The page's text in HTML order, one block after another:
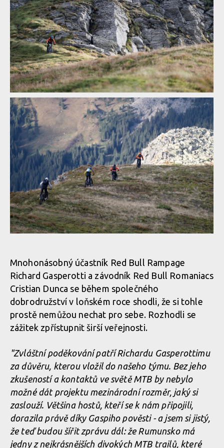
Legends of Gugu - Heli-eBike Camp v Rumunsku je velkolepý
zážitek
Legends of Gugu - Heli-eBike Camp v Rumunsku je velkolepý
zážitek
Legends of Gugu - Heli-eBike Camp v Rumunsku je velkolepý
zážitek
Legends of Gugu - Heli-eBike Camp v Rumunsku je velkolepý
zážitek
Legends of Gugu - Heli-eBike Camp v Rumunsku je velkolepý
zážitek
Legends of Gugu - Heli-eBike Camp v Rumunsku je velkolepý
zážitek
Legends of Gugu - Heli-eBike Camp v Rumunsku je velkolepý
zážitek
Legends of Gugu - Heli-eBike Camp v Rumunsku je velkolepý
zážitek
Legends of Gugu - Heli-eBike Camp v Rumunsku je velkolepý
zážitek
Legends of Gugu - Heli-eBike Camp v Rumunsku je velkolepý
zážitek
Legends of Gugu - Heli-eBike Camp v Rumunsku je velkolepý
zážitek
Legends of Gugu - Heli-eBike Camp v Rumunsku je velkolepý
zážitek
Legends of Gugu - Heli-eBike Camp v Rumunsku je velkolepý
zážitek
Legends of Gugu - Heli-eBike Camp v Rumunsku je velkolepý
zážitek
Legends of Gugu - Heli-eBike Camp v Rumunsku je velkolepý
zážitek
Legends of Gugu - Heli-eBike Camp v Rumunsku je velkolepý
zážitek
zážitek
Legends of Gugu - Heli-eBike Camp v Rumunsku je velkolepý
zážitek
Mnohonásobný účastník Red Bull Rampage
Richard Gasperotti a závodník Red Bull Romaniacs
Cristian Dunca se během společného
dobrodružství v loňském roce shodli, že si tohle
prostě nemůžou nechat pro sebe. Rozhodli se
zážitek zpřístupnit širší veřejnosti.
"Zvláštní poděkování patří Richardu Gasperottimu
za důvěru, kterou vložil do našeho týmu. Bez jeho
zkušeností a kontaktů ve světě MTB by nebylo
možné dát projektu mezinárodní rozměr, jaký si
zaslouží. Většina hostů, kteří se k nám připojili,
dorazila právě díky Gaspiho pověsti - a jsem si jistý,
že teď budou šířit zprávu dál: že Rumunsko má
jedny z nejkrásnějších divokých MTB trailů, které